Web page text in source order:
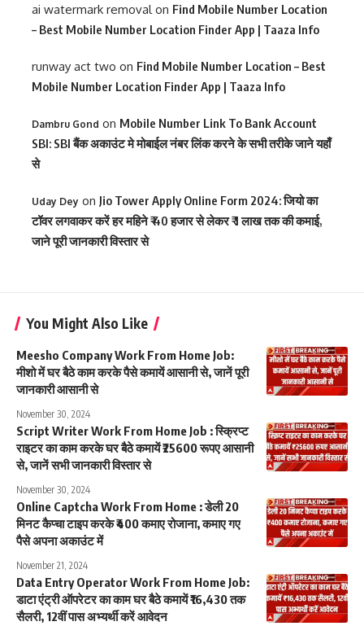
ai watermark removalon Find Mobile Number Location
– Best Mobile Number Location Finder App | Taaza Info
runway act two on Find Mobile Number Location – Best
Mobile Number Location Finder App | Taaza Info
Dambru Gond on Mobile Number Link To Bank Account
SBI: SBI बैंक अकाउंट मे मोबाईल नंबर लिंक करने के सभी तरीके जाने यहाँ
से
Uday Dey on Jio Tower Apply Online Form 2024: जियो का
टॉवर लगवाकर करें हर महिने ₹ 40 हजार से लेकर ₹ 1 लाख तक की कमाई,
जाने पूरी जानकारी विस्तार से
You Might Also Like
Meesho Company Work From Home Job:
मीशो में घर बैठे काम करके पैसे कमायें आसानी से, जानें पूरी
जानकारी आसानी से
November 30, 2024
Script Writer Work From Home Job : स्‍क्रिप्‍ट
राइटर का काम करके घर बैठे कमायें ₹25600 रूपए आसानी
से, जानें सभी जानकारी विस्तार से
November 30, 2024
Online Captcha Work From Home : डेली 20
मिनट कैप्चा टाइप करके ₹400 कमाए रोजाना, कमाए गए
पैसे अपना अकाउंट में
November 21, 2024
Data Entry Operator Work From Home Job:
डाटा एंट्री ऑपरेटर का काम घर बैठे कमायें ₹16,430 तक
सैलरी, 12वीं पास अभ्यर्थी करें आवेदन